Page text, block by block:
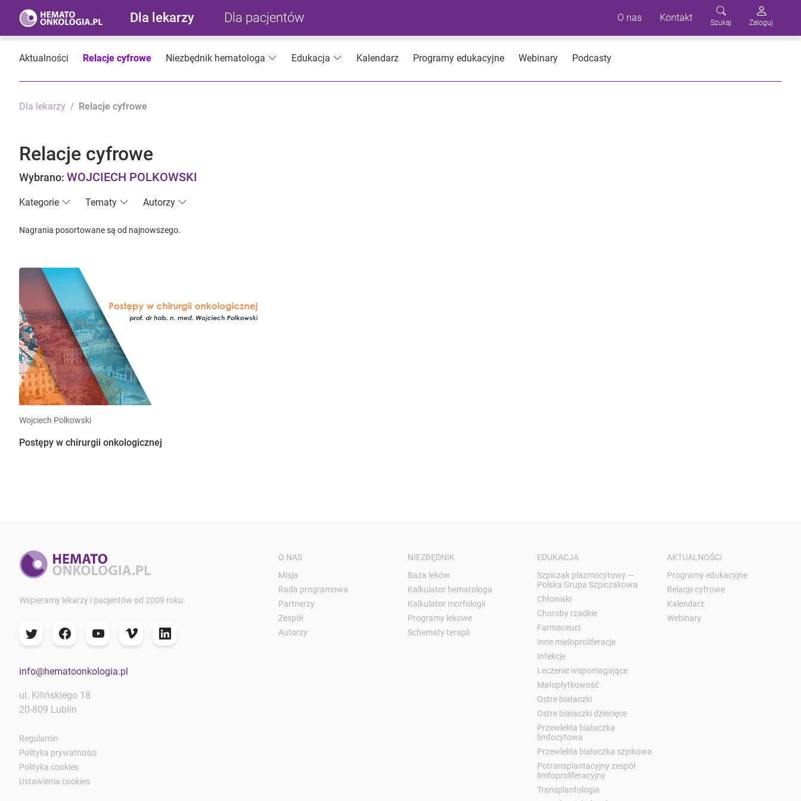
Dla lekarzy Dla pacjentów O nas Kontakt Szukaj Zaloguj
Aktualności Relacje cyfrowe Niezbędnik hematologa Edukacja Kalendarz Programy edukacyjne Webinary Podcasty
Dla lekarzy Relacje cyfrowe
Relacje cyfrowe
Wybrano: WOJCIECH POLKOWSKI
Kategorie Tematy Autorzy
Nagrania posortowane są od najnowszego.
Wojciech Polkowski
Postępy w chirurgii onkologicznej
Wspieramy lekarzy i pacjentów od 2009 roku.
info@hematoonkologia.pl
ul. Kilińskiego 18
20-809 Lublin
Regulamin
Polityka prywatności
Polityka cookies
Ustawienia cookies
O NAS
Misja
Rada programowa
Partnerzy
Zespół
Autorzy
NIEZBĘDNIK
Baza leków
Kalkulator hematologa
Kalkulator morfologii
Programy lekowe
Schematy terapii
EDUKACJA
Szpiczak plazmocytowy —
Polska Grupa Szpiczakowa
Chłoniaki
Choroby rzadkie
Farmaceuci
Inne mieloproliferacje
Infekcje
Leczenie wspomagające
Małopłytkowość
Ostre białaczki
Ostre białaczki dziecięce
Przewlekła białaczka
limfocytowa
Przewlekła białaczka szpikowa
Potransplantacyjny zespół
limfoproliferacyjny
Transplantologia
AKTUALNOŚCI
Programy edukacyjne
Relacje cyfrowe
Kalendarz
Webinary